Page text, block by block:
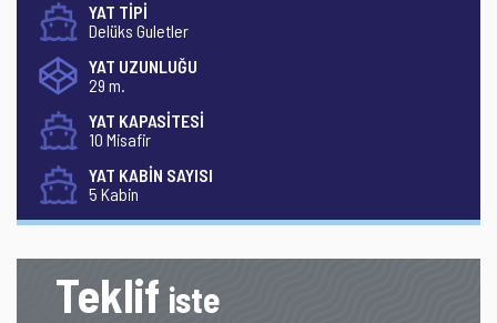
YAT TİPİ
Delüks Guletler
YAT UZUNLUĞU
29 m.
YAT KAPASİTESİ
10 Misafir
YAT KABİN SAYISI
5 Kabin
Teklif iste